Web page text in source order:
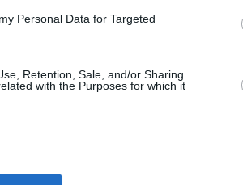
Personal Data for Targeted
Retention, Sale, and/or Sharing
with the Purposes for which it
a batch of 40 documents
July 5, 2025